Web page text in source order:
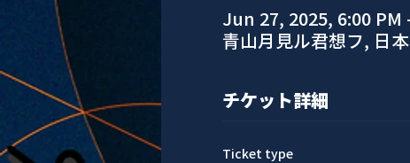
Jun 27, 2025, 6:00 PM
青山月見ル君想フ, 日
チケット詳細
Ticket type